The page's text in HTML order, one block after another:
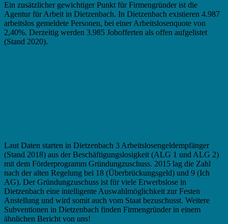
Ein zusätzlicher gewichtiger Punkt für Firmengründer ist die
Agentur für Arbeit in Dietzenbach. In Dietzenbach existieren 4.987
arbeitslos gemeldete Personen, bei einer Arbeitslosenquote von
2,40%. Derzeitig werden 3.985 Jobofferten als offen aufgelistet
(Stand 2020).
Laut Daten starten in Dietzenbach 3 Arbeitslosengeldempfänger
(Stand 2018) aus der Beschäftigungslosigkeit (ALG 1 und ALG 2)
mit dem Förderprogramm Gründungzuschuss. 2015 lag die Zahl
nach der alten Regelung bei 18 (Überbrückungsgeld) und 9 (Ich
AG). Der Gründungzuschuss ist für viele Erwerbslose in
Dietzenbach eine intelligente Auswahlmöglichkeit zur Festen
Anstellung und wird somit auch vom Staat bezuschusst. Weitere
Subventionen in Dietzenbach finden Firmengründer in einem
ähnlichen Bericht von uns!